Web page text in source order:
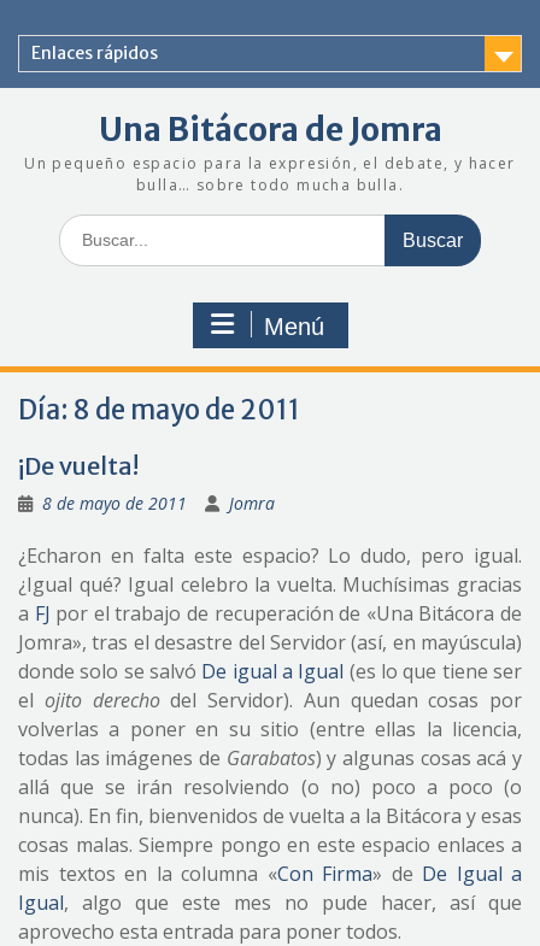
contenido
Enlaces rápidos
Una Bitácora de Jomra
Un pequeño espacio para la expresión, el debate, y hacer
bulla… sobre todo mucha bulla.
Buscar:
Menú
Día: 8 de mayo de 2011
¡De vuelta!
8 de mayo de 2011 Jomra
¿Echaron en falta este espacio? Lo dudo, pero igual.
¿Igual qué? Igual celebro la vuelta. Muchísimas gracias
a FJ por el trabajo de recuperación de «Una Bitácora de
Jomra», tras el desastre del Servidor (así, en mayúscula)
donde solo se salvó De igual a Igual (es lo que tiene ser
el ojito derechodel Servidor). Aun quedan cosas por
volverlas a poner en su sitio (entre ellas la licencia,
todas las imágenes de Garabatos) y algunas cosas acá y
allá que se irán resolviendo (o no) poco a poco (o
nunca). En fin, bienvenidos de vuelta a la Bitácora y esas
cosas malas. Siempre pongo en este espacio enlaces a
mis textos en la columna «Con Firma» de De Igual a
Igual, algo que este mes no pude hacer, así que
aprovecho esta entrada para poner todos.